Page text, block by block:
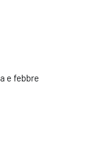
e febbre